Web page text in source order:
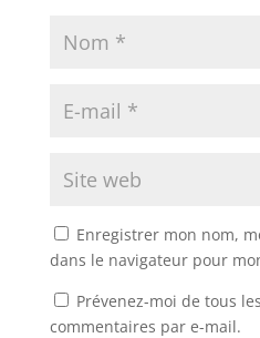
Enregistrer mon nom,
dans le navigateur pour
Prévenez-moi de tous
commentaires par e-mail.